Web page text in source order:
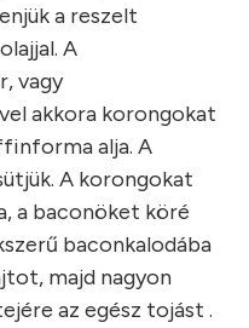
a reszelt
A
vagy
akkora korongokat
alja. A
A korongokat
a baconöket köré
baconkalodába
majd nagyon
az egész tojást .